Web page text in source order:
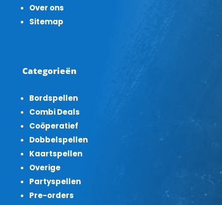
Over ons
Sitemap
Categorieën
Bordspellen
Combi Deals
Coöperatief
Dobbelspellen
Kaartspellen
Overige
Partyspellen
Pre-orders